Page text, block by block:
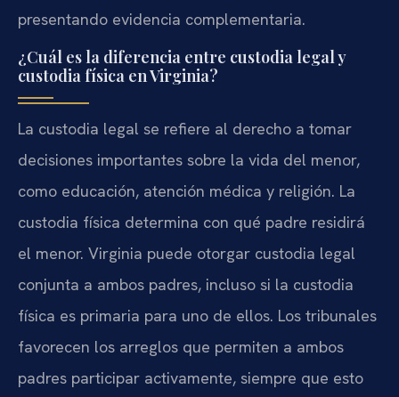
presentando evidencia complementaria.
¿Cuál es la diferencia entre custodia legal y
custodia física en Virginia?
La custodia legal se refiere al derecho a tomar
decisiones importantes sobre la vida del menor,
como educación, atención médica y religión. La
custodia física determina con qué padre residirá
el menor. Virginia puede otorgar custodia legal
conjunta a ambos padres, incluso si la custodia
física es primaria para uno de ellos. Los tribunales
favorecen los arreglos que permiten a ambos
padres participar activamente, siempre que esto